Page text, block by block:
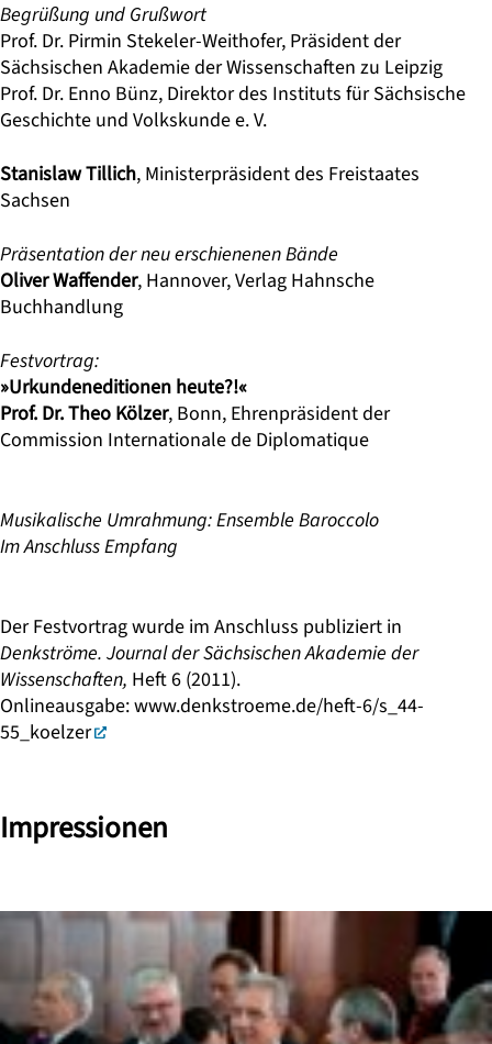
Begrüßung und Grußwort
Prof. Dr. Pirmin Stekeler-Weithofer, Präsident der
Sächsischen Akademie der Wissenschaften zu Leipzig
Prof. Dr. Enno Bünz, Direktor des Instituts für Sächsische
Geschichte und Volkskunde e. V.
Stanislaw Tillich, Ministerpräsident des Freistaates
Sachsen
Präsentation der neu erschienenen Bände
Oliver Waffender, Hannover, Verlag Hahnsche
Buchhandlung
Festvortrag:
»Urkundeneditionen heute?!«
Prof. Dr. Theo Kölzer, Bonn, Ehrenpräsident der
Commission Internationale de Diplomatique
Musikalische Umrahmung: Ensemble Baroccolo
Im Anschluss Empfang
Der Festvortrag wurde im Anschluss publiziert in
Denkströme. Journal der Sächsischen Akademie der
Wissenschaften, Heft 6 (2011).
Onlineausgabe:www.denkstroeme.de/heft-6/s_44-
55_koelzer
Impressionen